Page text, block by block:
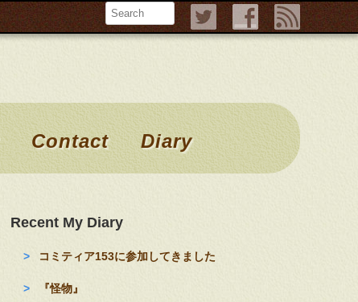
Contact Diary
Search
Recent My Diary
コミティア153に参加してきました
『怪物』